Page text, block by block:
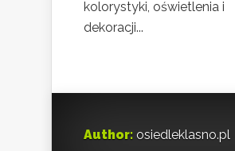
kolorystyki, oświetlenia i
dekoracji...
Author: osiedleklasno.pl